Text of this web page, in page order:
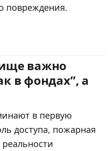
повреждения.
важно
в фондах”, а
в первую
доступа, пожарная